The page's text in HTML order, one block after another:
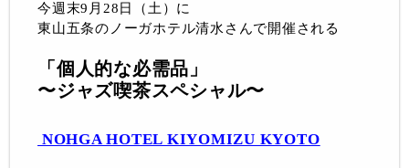
今週末9月28日（土）に
東山五条のノーガホテル清水さんで開催される
「個人的な必需品」
〜ジャズ喫茶スペシャル〜
NOHGA HOTEL KIYOMIZU KYOTO